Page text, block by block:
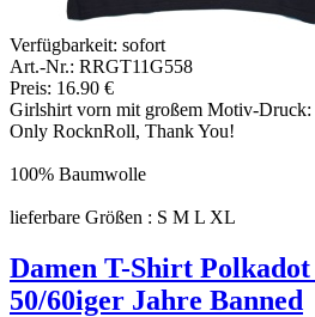
Verfügbarkeit: sofort
Art.-Nr.: RRGT11G558
Preis: 16.90 €
Girlshirt vorn mit großem Motiv-Druck:
Only RocknRoll, Thank You!
100% Baumwolle
lieferbare Größen : S M L XL
Damen T-Shirt
50/60iger Jahre Banned